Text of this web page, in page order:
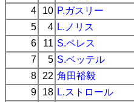
4
10 P.ガスリー
5
4 L.ノリス
6
11 S.ペレス
7
5 S.ベッテル
8
22 角田裕毅
9
18 L.ストロール